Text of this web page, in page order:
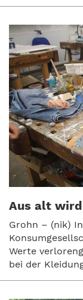
Aus alt
Grohn – (nik)
Werte
bei der